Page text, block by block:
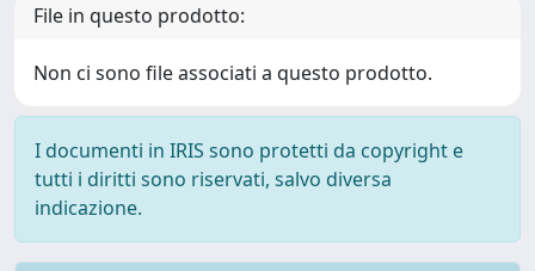
File in questo prodotto:
Non ci sono file associati a questo prodotto.
I documenti in IRIS sono protetti da copyright e
tutti i diritti sono riservati, salvo diversa
indicazione.